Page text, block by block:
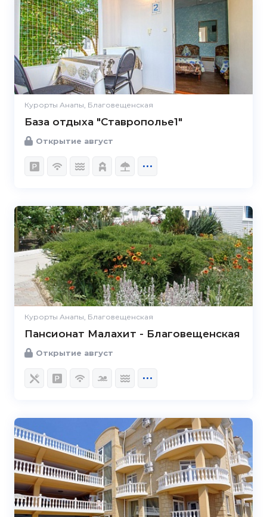
Курорты Анапы, Благовещенская
База отдыха "Ставрополье1"
Открытие август
Курорты Анапы, Благовещенская
Пансионат Малахит - Благовещенская
Открытие август